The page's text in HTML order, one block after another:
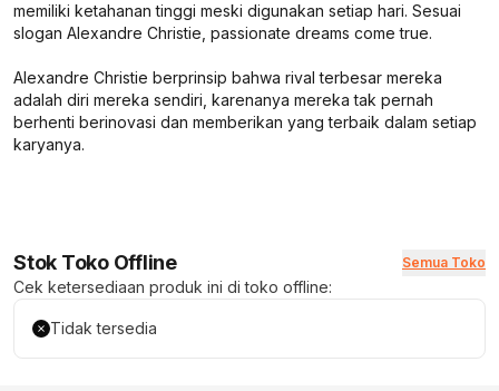
memiliki ketahanan tinggi meski digunakan setiap hari. Sesuai
slogan Alexandre Christie, passionate dreams come true.
Alexandre Christie berprinsip bahwa rival terbesar mereka
adalah diri mereka sendiri, karenanya mereka tak pernah
berhenti berinovasi dan memberikan yang terbaik dalam setiap
karyanya.
Stok Toko Offline Semua Toko
Cek ketersediaan produk ini di toko offline:
Tidak tersedia